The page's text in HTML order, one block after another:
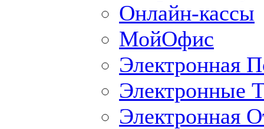
Онлайн-кассы
МойОфис
Электронная
Электронные
Электронная